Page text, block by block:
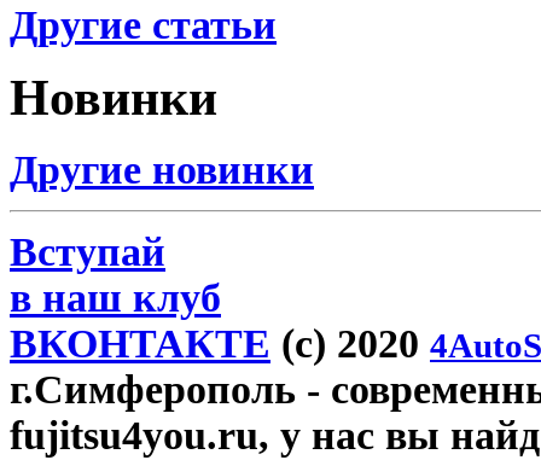
Другие статьи
Новинки
Другие новинки
Вступай
в наш клуб
ВКОНТАКТЕ (c) 2020
г.Симферополь -
fujitsu4you.ru, у нас вы